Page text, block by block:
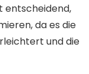
entscheidend,
da es die
und die